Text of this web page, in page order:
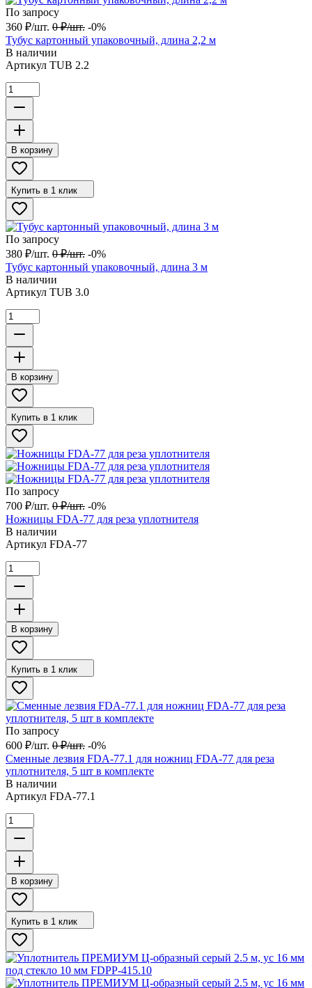
По запросу
360 ₽/шт. 0 ₽/шт. -0%
Тубус картонный упаковочный, длина 2,2 м
В наличии
Артикул TUB 2.2
В корзину
Купить в 1 клик
По запросу
380 ₽/шт. 0 ₽/шт. -0%
Тубус картонный упаковочный, длина 3 м
В наличии
Артикул TUB 3.0
В корзину
Купить в 1 клик
По запросу
700 ₽/шт. 0 ₽/шт. -0%
Ножницы FDA-77 для реза уплотнителя
В наличии
Артикул FDA-77
В корзину
Купить в 1 клик
По запросу
600 ₽/шт. 0 ₽/шт. -0%
Сменные лезвия FDA-77.1 для ножниц FDA-77 для реза
уплотнителя, 5 шт в комплекте
В наличии
Артикул FDA-77.1
В корзину
Купить в 1 клик